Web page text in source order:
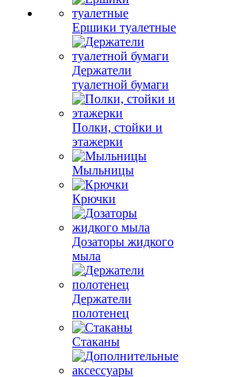
Ершики туалетные
Держатели
туалетной бумаги
Полки, стойки и
этажерки
Мыльницы
Крючки
Дозаторы жидкого
мыла
Держатели
полотенец
Стаканы